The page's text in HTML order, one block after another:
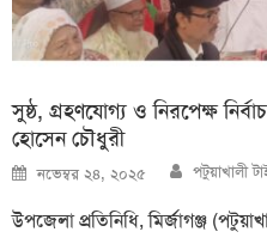
সুষ্ঠ, গ্রহণযোগ্য ও নিরপেক্ষ
হোসেন চৌধুরী
Posted
on
নভেম্বর ২৪, ২০২৫ Author
পটুয়াখালী
উপজেলা প্রতিনিধি, মির্জাগঞ্জ